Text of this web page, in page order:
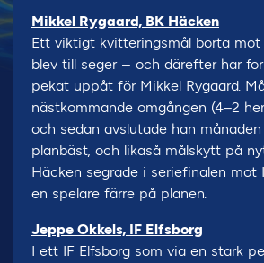
Mikkel Rygaard, BK Häcken
Ett viktigt kvitteringsmål borta mot
blev till seger – och därefter har
pekat uppåt för Mikkel Rygaard.
nästkommande omgången (4–2
och sedan avslutade han
planbäst, och likaså målskytt på
Häcken segrade i seriefinalen mot
en spelare färre på planen.
Jeppe Okkels, IF Elfsborg
I ett IF Elfsborg som via en stark